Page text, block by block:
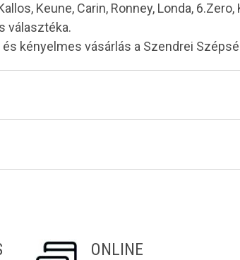
Keune, Carin, Ronney, Londa,
választéka.
kényelmes vásárlás a Szendrei
ONLINE